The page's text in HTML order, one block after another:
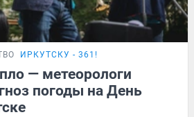
ИРКУТСКУ - 361!
— метеорологи
погоды на День